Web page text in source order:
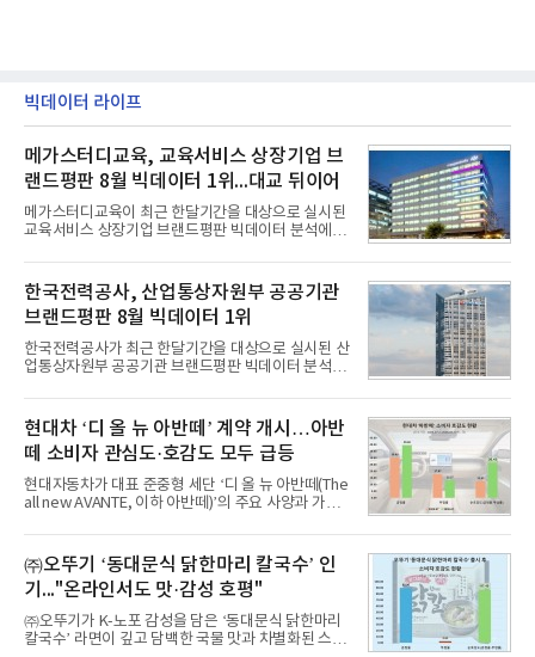
빅데이터 라이프
메가스터디교육, 교육서비스 상장기업 브
랜드평판 8월 빅데이터 1위...대교 뒤이어
메가스터디교육이 최근 한달기간을 대상으로 실시된
교육서비스 상장기업 브랜드평판 빅데이터 분석에서
일 한국기업평판연구소(소장 구창환)는 국내 교육서
비스 상장기업 브랜드를 대상으로 지난 7월 7일부터
8월 7일까지 수집된 소비자 빅데이터 10,074,233건
을 분석한 결과, 메가스터디교육이 브랜드평판지수
1,710,926을 기록하며 8월 1위에 올랐다고 밝혔다.
분석에 활용된 빅데이터는 지난 7월(9,491,206건) 대
비 6.14% 증가한 수치로, 교육서비스 상장기업 브랜
디교육, 대교, 디지
한국전력공사, 산업통상자원부 공공기관
브랜드평판 8월 빅데이터 1위
한국전력공사가 최근 한달기간을 대상으로 실시된 산
업통상자원부 공공기관 브랜드평판 빅데이터 분석에
이 순으로 뒤를 이었다.7일 한국기업평판연구소(소장
구창환)는 산업통상자원부 공공기관 41개 브랜드를
대상으로 지난 7월 7일부터 8월 7일까지 수집된 소비
자 빅데이터 91,102,549건을 분석한 결과, 한국전력
공사가 브랜드평판지수 10,670,633을 기록하며 8월
1위에 올랐다고 밝혔다. 분석에 활용된 빅데이터는 지
난 7월(88,893,823건) 대비 2.48% 증가한 수치다.연
수력원자력, 한국석
현대차 ‘디 올 뉴 아반떼’ 계약 개시…아반
떼 소비자 관심도·호감도 모두 급등
현대자동차가 대표 준중형 세단 ‘디 올 뉴 아반떼(The
all new AVANTE, 이하 아반떼)’의 주요 사양과 가격
떼는 6년 만에 선보이는 8세대 완전변경 모델로, ▲정
교한 선과 면을 중심으로 완성한 파격적인 디자인 ▲
과거 중형 세단 수준으로 확대된 차체 제원 ▲글로벌
최고 수준의 안전성 ▲성능과 효율을 동시에 높인 주
행 완성도 ▲첨단 편의 및 디지털 사양 적용 등을 통해
글로벌 준중형 세단의 새로운 기준을 세웠다.아반떼
는 가솔린 2.0과 1.6 하이브리드 두 가지 파워트레인
㈜오뚜기 ‘동대문식 닭한마리 칼국수’ 인
기..."온라인서도 맛·감성 호평"
㈜오뚜기가 K-노포 감성을 담은 ‘동대문식 닭한마리
칼국수’ 라면이 깊고 담백한 국물 맛과 차별화된 스토